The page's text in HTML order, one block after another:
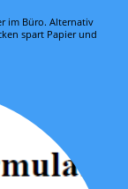
im Büro. Alternativ
spart Papier und